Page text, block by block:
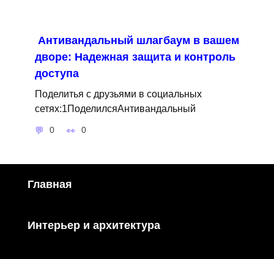
Антивандальный шлагбаум в вашем
дворе: Надежная защита и контроль
доступа
Поделитья с друзьями в социальных
сетях:1ПоделилсяАнтивандальный
0 0
Главная
Интерьер и архитектура